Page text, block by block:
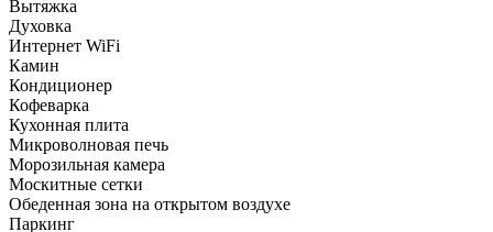
Вытяжка
Духовка
Интернет WiFi
Камин
Кондиционер
Кофеварка
Кухонная плита
Микроволновая печь
Морозильная камера
Москитные сетки
Обеденная зона на открытом воздухе
Паркинг